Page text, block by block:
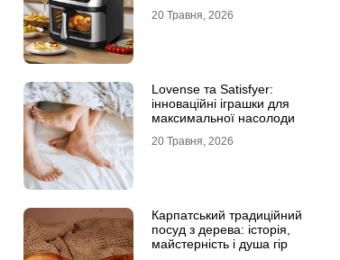
20 Травня, 2026
Lovense та Satisfyer:
інноваційні іграшки для
максимальної насолоди
20 Травня, 2026
Карпатський традиційний
посуд з дерева: історія,
майстерність і душа гір